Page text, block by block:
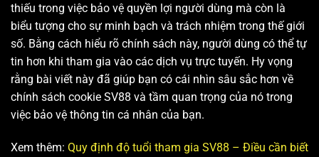
thiếu trong việc bảo vệ quyền lợi người dùng mà còn là
biểu tượng cho sự minh bạch và trách nhiệm trong thế giới
số. Bằng cách hiểu rõ chính sách này, người dùng có thể tự
tin hơn khi tham gia vào các dịch vụ trực tuyến. Hy vọng
rằng bài viết này đã giúp bạn có cái nhìn sâu sắc hơn về
chính sách cookie SV88 và tầm quan trọng của nó trong
việc bảo vệ thông tin cá nhân của bạn.
Xem thêm: Quy định độ tuổi tham gia SV88 – Điều cần biết